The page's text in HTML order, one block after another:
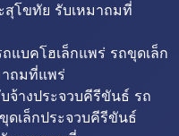
สุโขทัย รับเหมาถมที่
แบคโฮเล็กแพร่ รถขุดเล็ก
ถมที่แพร่
จ้างประจวบคีรีขันธ์ รถ
ดเล็กประจวบคีรีขันธ์